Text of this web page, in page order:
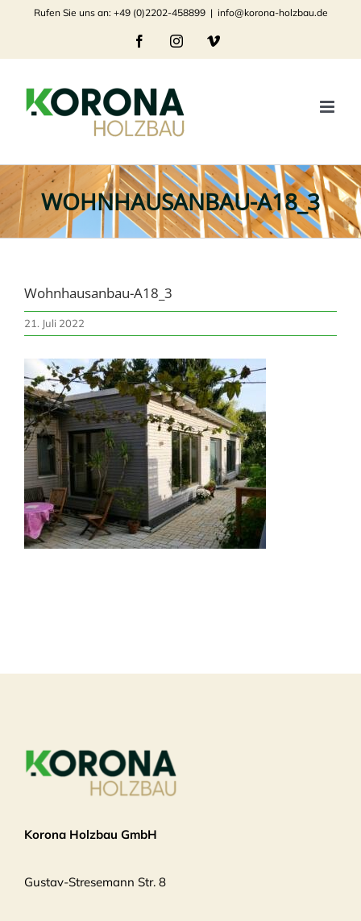
springen
Rufen Sie uns an: +49 (0)2202-458899 | info@korona-holzbau.de
FacebookInstagramVimeo
WOHNHAUSANBAU-A18_3
Wohnhausanbau-A18_3
21. Juli 2022
Korona Holzbau GmbH
Gustav-Stresemann Str. 8